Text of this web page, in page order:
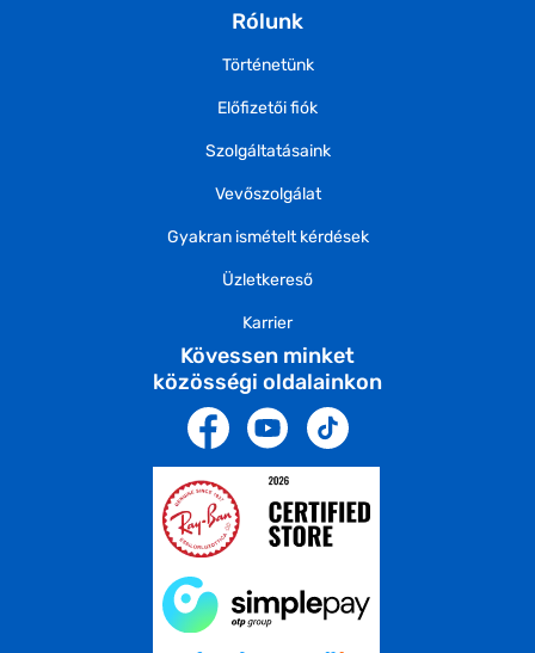
Rólunk
Történetünk
Előfizetői fiók
Szolgáltatásaink
Vevőszolgálat
Gyakran ismételt kérdések
Üzletkereső
Karrier
Kövessen minket
közösségi oldalainkon